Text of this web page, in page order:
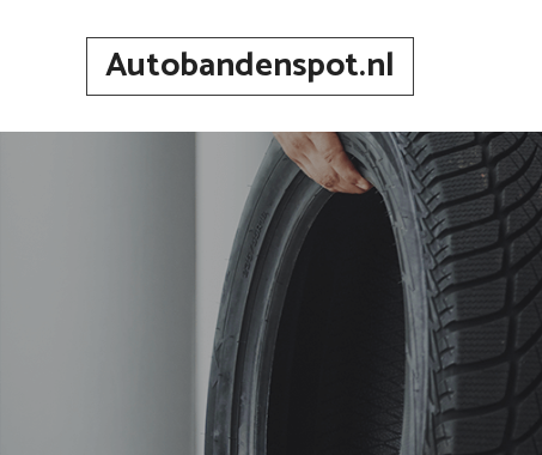
Autobandenspot.nl